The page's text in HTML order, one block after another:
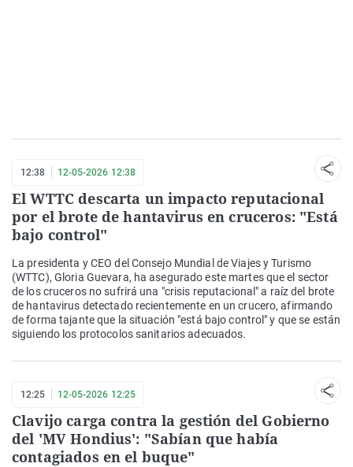
12:38 12-05-2026 12:38
El WTTC descarta un impacto reputacional
por el brote de hantavirus en cruceros: "Está
bajo control"
La presidenta y CEO del Consejo Mundial de Viajes y Turismo
(WTTC), Gloria Guevara, ha asegurado este martes que el sector
de los cruceros no sufrirá una "crisis reputacional" a raíz del brote
de hantavirus detectado recientemente en un crucero, afirmando
de forma tajante que la situación "está bajo control" y que se están
siguiendo los protocolos sanitarios adecuados.
12:25 12-05-2026 12:25
Clavijo carga contra la gestión del Gobierno
del 'MV Hondius': "Sabían que había
contagiados en el buque"